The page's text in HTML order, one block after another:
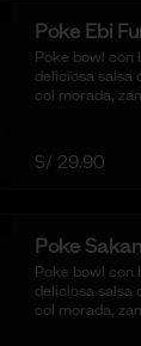
Poke Ebi
Poke bowl con
deliciosa salsa
col morada,
S/ 29.90
Poke
Poke bowl con
deliciosa salsa
col morada,